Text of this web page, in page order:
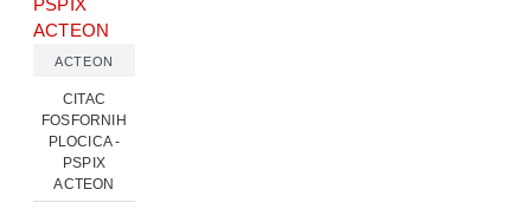
ACTEON
CITAC
FOSFORNIH
PLOCICA -
PSPIX
ACTEON